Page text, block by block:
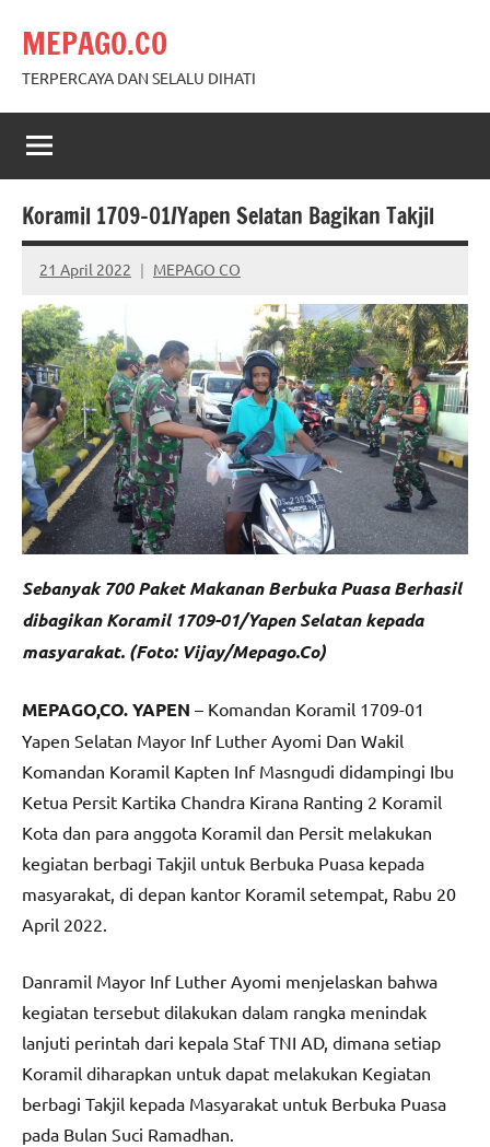
content
MEPAGO.CO
TERPERCAYA DAN SELALU DIHATI
Koramil 1709-01/Yapen Selatan Bagikan Takjil
21 April 2022 MEPAGO CO
No
comments
Sebanyak 700 Paket Makanan Berbuka Puasa Berhasil
dibagikan Koramil 1709-01/Yapen Selatan kepada
masyarakat. (Foto: Vijay/Mepago.Co)
MEPAGO,CO. YAPEN – Komandan Koramil 1709-01
Yapen Selatan Mayor Inf Luther Ayomi Dan Wakil
Komandan Koramil Kapten Inf Masngudi didampingi Ibu
Ketua Persit Kartika Chandra Kirana Ranting 2 Koramil
Kota dan para anggota Koramil dan Persit melakukan
kegiatan berbagi Takjil untuk Berbuka Puasa kepada
masyarakat, di depan kantor Koramil setempat, Rabu 20
April 2022.
Danramil Mayor Inf Luther Ayomi menjelaskan bahwa
kegiatan tersebut dilakukan dalam rangka menindak
lanjuti perintah dari kepala Staf TNI AD, dimana setiap
Koramil diharapkan untuk dapat melakukan Kegiatan
berbagi Takjil kepada Masyarakat untuk Berbuka Puasa
pada Bulan Suci Ramadhan.